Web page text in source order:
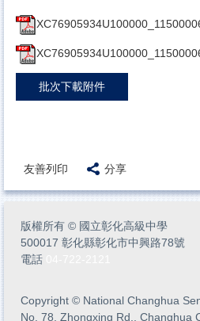
批次下載附件
友善列印 分享
版權所有 © 國立彰化高級中學
500017 彰化縣彰化市中興路78號
電話
Copyright © National Changhua
No. 78, Zhongxing Rd., Changhua